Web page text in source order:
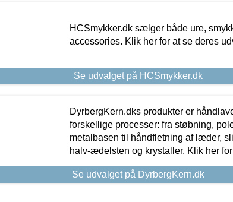
HCSmykker.dk sælger både ure,
accessories. Klik her for at se deres
Se udvalget på HCSmykker.dk
DyrbergKern.dks produkter er
forskellige processer: fra støbning,
metalbasen til håndfletning af læder,
halv-ædelsten og krystaller. Klik her
Se udvalget på DyrbergKern.dk